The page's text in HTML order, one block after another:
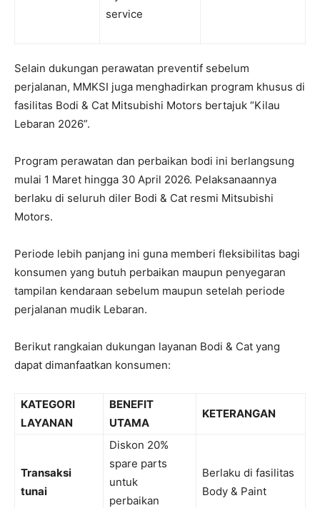
service
Selain dukungan perawatan preventif sebelum
perjalanan, MMKSI juga menghadirkan program khusus di
fasilitas Bodi & Cat Mitsubishi Motors bertajuk “Kilau
Lebaran 2026”.
Program perawatan dan perbaikan bodi ini berlangsung
mulai 1 Maret hingga 30 April 2026. Pelaksanaannya
berlaku di seluruh diler Bodi & Cat resmi Mitsubishi
Motors.
Periode lebih panjang ini guna memberi fleksibilitas bagi
konsumen yang butuh perbaikan maupun penyegaran
tampilan kendaraan sebelum maupun setelah periode
perjalanan mudik Lebaran.
Berikut rangkaian dukungan layanan Bodi & Cat yang
dapat dimanfaatkan konsumen:
KATEGORI
LAYANAN
BENEFIT
UTAMA
KETERANGAN
Transaksi
tunai
Diskon 20%
spare parts
untuk
perbaikan
Berlaku di fasilitas
Body & Paint